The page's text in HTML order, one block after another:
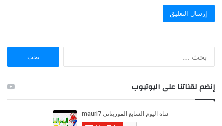
ن
:
إنضم لقناتنا على اليوتيوب